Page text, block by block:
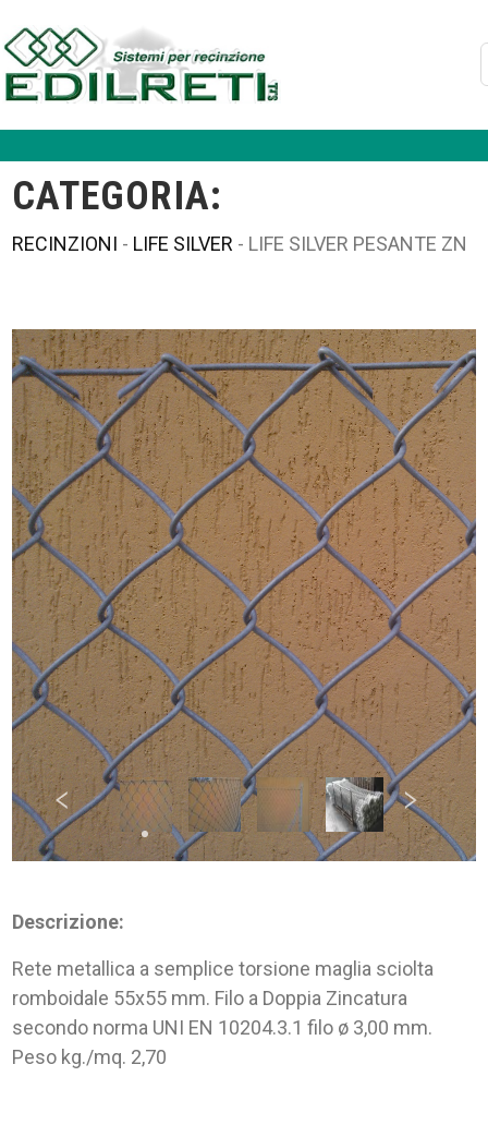
CATEGORIA:
RECINZIONI - LIFE SILVER - LIFE SILVER PESANTE ZN
Descrizione:
Rete metallica a semplice torsione maglia sciolta
romboidale 55x55 mm. Filo a Doppia Zincatura
secondo norma UNI EN 10204.3.1 filo ø 3,00 mm.
Peso kg./mq. 2,70